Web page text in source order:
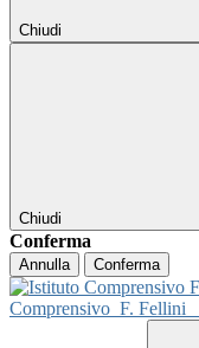
Chiudi
Chiudi
Conferma
Annulla Conferma
Comprensivo F. Fellini